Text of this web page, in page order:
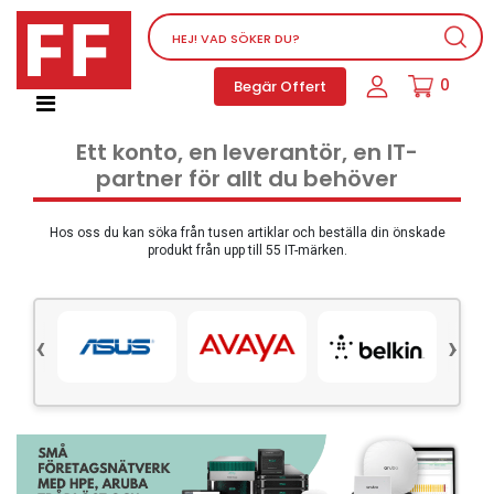
Begär Offert 0
Nätverksutrustning
Service, supportprogram och licenser
Mjukvara
Dator PC-utrustning
Tillbehör
Olika produkter
Kontorsmaterial
Ett konto, en leverantör, en IT-
partner för allt du behöver
Hos oss du kan söka från tusen artiklar och beställa din önskade
produkt från upp till 55 IT-märken.
‹ ›